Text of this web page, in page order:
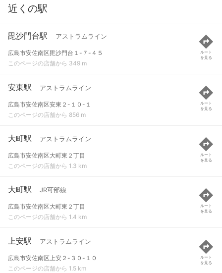
近くの駅
毘沙門台駅 アストラムライン
広島市安佐南区毘沙門台１-７-４５
このページの店舗から 349 m
ルート
を見る
安東駅 アストラムライン
広島市安佐南区安東２-１０-１
このページの店舗から 856 m
ルート
を見る
大町駅 アストラムライン
広島市安佐南区大町東２丁目
このページの店舗から 1.3 km
ルート
を見る
大町駅 JR可部線
広島市安佐南区大町東２丁目
このページの店舗から 1.4 km
ルート
を見る
上安駅 アストラムライン
広島市安佐南区上安２-３０-１０
このページの店舗から 1.5 km
ルート
を見る